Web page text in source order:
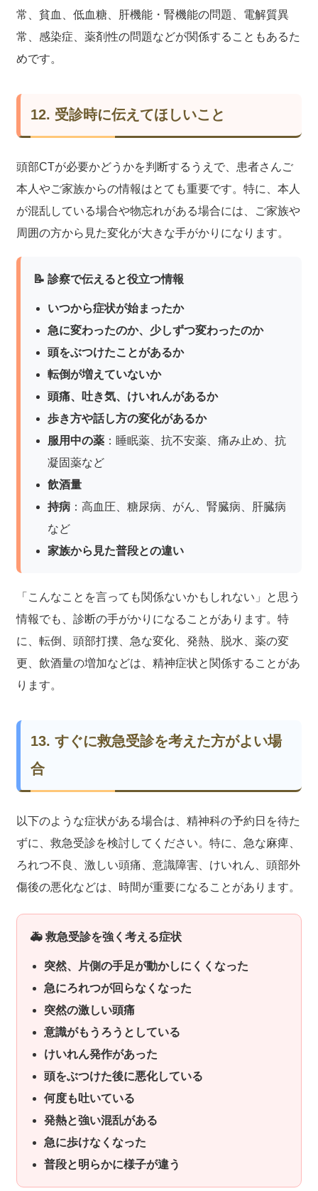
常、貧血、低血糖、肝機能・腎機能の問題、電解質異
常、感染症、薬剤性の問題などが関係することもあるた
めです。
12. 受診時に伝えてほしいこと
頭部CTが必要かどうかを判断するうえで、患者さんご
本人やご家族からの情報はとても重要です。特に、本人
が混乱している場合や物忘れがある場合には、ご家族や
周囲の方から見た変化が大きな手がかりになります。
📝 診察で伝えると役立つ情報
いつから症状が始まったか
急に変わったのか、少しずつ変わったのか
頭をぶつけたことがあるか
転倒が増えていないか
頭痛、吐き気、けいれんがあるか
歩き方や話し方の変化があるか
服用中の薬 ：睡眠薬、抗不安薬、痛み止め、抗
凝固薬など
飲酒量
持病 ：高血圧、糖尿病、がん、腎臓病、肝臓病
など
家族から見た普段との違い
「こんなことを言っても関係ないかもしれない」と思う
情報でも、診断の手がかりになることがあります。特
に、転倒、頭部打撲、急な変化、発熱、脱水、薬の変
更、飲酒量の増加などは、精神症状と関係することがあ
ります。
13. すぐに救急受診を考えた方がよい場
合
以下のような症状がある場合は、精神科の予約日を待た
ずに、救急受診を検討してください。特に、急な麻痺、
ろれつ不良、激しい頭痛、意識障害、けいれん、頭部外
傷後の悪化などは、時間が重要になることがあります。
🚑 救急受診を強く考える症状
突然、片側の手足が動かしにくくなった
急にろれつが回らなくなった
突然の激しい頭痛
意識がもうろうとしている
けいれん発作があった
頭をぶつけた後に悪化している
何度も吐いている
発熱と強い混乱がある
急に歩けなくなった
普段と明らかに様子が違う